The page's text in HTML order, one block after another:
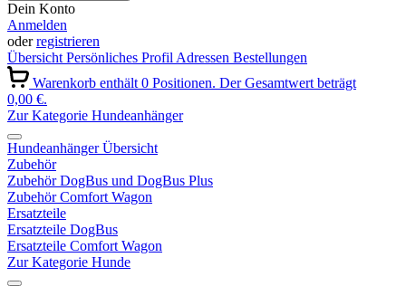
Dein Konto
Anmelden
oderregistrieren
ÜbersichtPersönliches ProfilAdressen Bestellungen
Warenkorb enthält 0 Positionen. Der Gesamtwert beträgt
0,00 €.
Zur Kategorie Hundeanhänger
Hundeanhänger Übersicht
Zubehör
Zubehör DogBus und DogBus Plus
Zubehör Comfort Wagon
Ersatzteile
Ersatzteile DogBus
Ersatzteile Comfort Wagon
Zur Kategorie Hunde